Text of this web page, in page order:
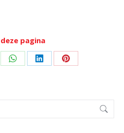
pagina
Deel
Deel
Deel